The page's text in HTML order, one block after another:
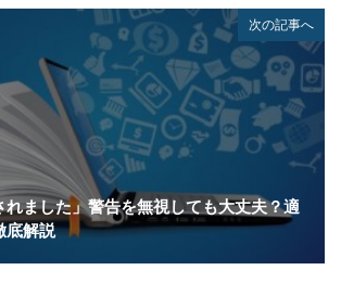
次の記事へ
れました」警告を無視しても大丈夫？適
底解説